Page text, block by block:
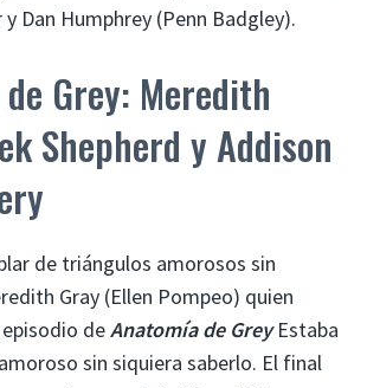
Dan Humphrey (Penn Badgley).
Grey: Meredith
Shepherd y Addison
de triángulos amorosos sin
Gray (Ellen Pompeo) quien
deAnatomía de GreyEstaba
sin siquiera saberlo. El final